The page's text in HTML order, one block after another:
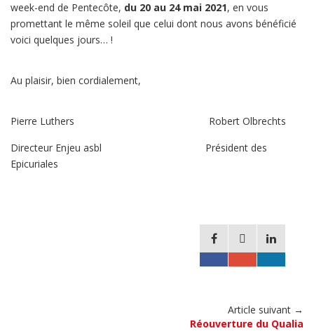
week-end de Pentecôte, du 20 au 24 mai 2021, en vous
promettant le même soleil que celui dont nous avons bénéficié
voici quelques jours… !
Au plaisir, bien cordialement,
Pierre Luthers Robert Olbrechts
Directeur Enjeu asbl Président des
Epicuriales
Article suivant →
Réouverture du Qualia